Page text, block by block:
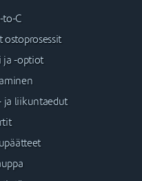
to-C
ostoprosessit
ja -optiot
ja liikuntaedut